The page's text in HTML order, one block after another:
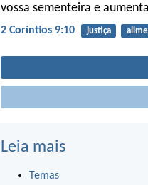
vossa sementeira e
2 Coríntios 9:10 justiça
Leia mais
Temas